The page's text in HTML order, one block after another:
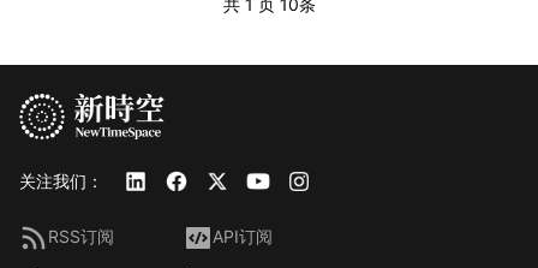
共 1 页 10条
关注我们：
RSS订阅 API订阅